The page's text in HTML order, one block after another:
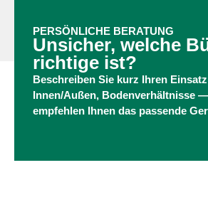
PERSÖNLICHE BERATUNG
Unsicher, welche
richtige ist?
Beschreiben Sie kurz Ihren
Innen/Außen, Bodenverhältnisse
empfehlen Ihnen das passende